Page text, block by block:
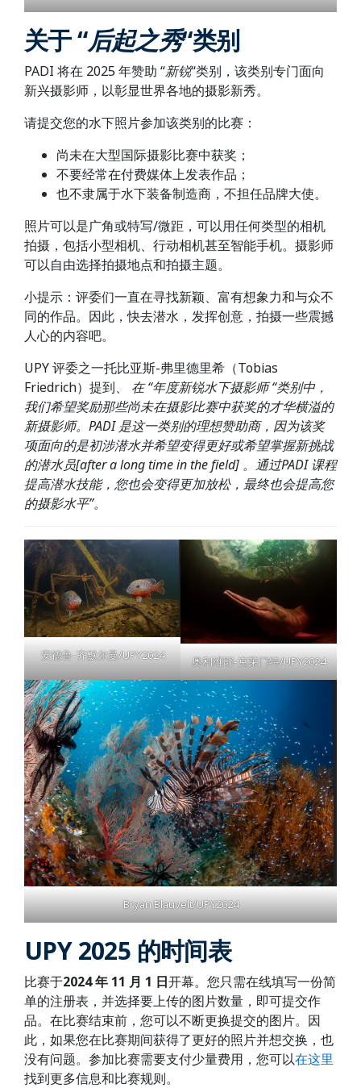
关于 “后起之秀“类别
PADI 将在 2025 年赞助 “新锐“类别，该类别专门面向
新兴摄影师，以彰显世界各地的摄影新秀。
请提交您的水下照片参加该类别的比赛：
尚未在大型国际摄影比赛中获奖；
不要经常在付费媒体上发表作品；
也不隶属于水下装备制造商，不担任品牌大使。
照片可以是广角或特写/微距，可以用任何类型的相机
拍摄，包括小型相机、行动相机甚至智能手机。摄影师
可以自由选择拍摄地点和拍摄主题。
小提示：评委们一直在寻找新颖、富有想象力和与众不
同的作品。因此，快去潜水，发挥创意，拍摄一些震撼
人心的内容吧。
UPY 评委之一托比亚斯-弗里德里希（Tobias
Friedrich）提到、 在 “年度新锐水下摄影师 “类别中，
我们希望奖励那些尚未在摄影比赛中获奖的才华横溢的
新摄影师。PADI 是这一类别的理想赞助商，因为该奖
项面向的是初涉潜水并希望变得更好或希望掌握新挑战
的潜水员[after a long time in the field] 。通过PADI 课程
提高潜水技能，您也会变得更加放松，最终也会提高您
的摄影水平”。
安德鲁-齐默尔曼/UPY2024 奥利维耶-克莱门特/UPY2024
Bryan Blauvelt/UPY2024
UPY 2025 的时间表
比赛于2024 年 11 月 1 日开幕。您只需在线填写一份简
单的注册表，并选择要上传的图片数量，即可提交作
品。在比赛结束前，您可以不断更换提交的图片。因
此，如果您在比赛期间获得了更好的照片并想交换，也
没有问题。参加比赛需要支付少量费用，您可以在这里
找到更多信息和比赛规则。